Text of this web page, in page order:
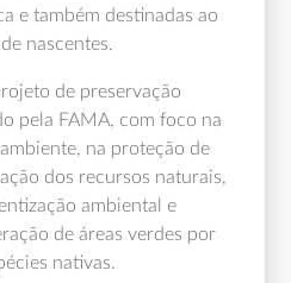
e também destinadas ao
nascentes.
de preservação
pela FAMA, com foco na
na proteção de
dos recursos naturais,
ambiental e
de áreas verdes por
nativas.